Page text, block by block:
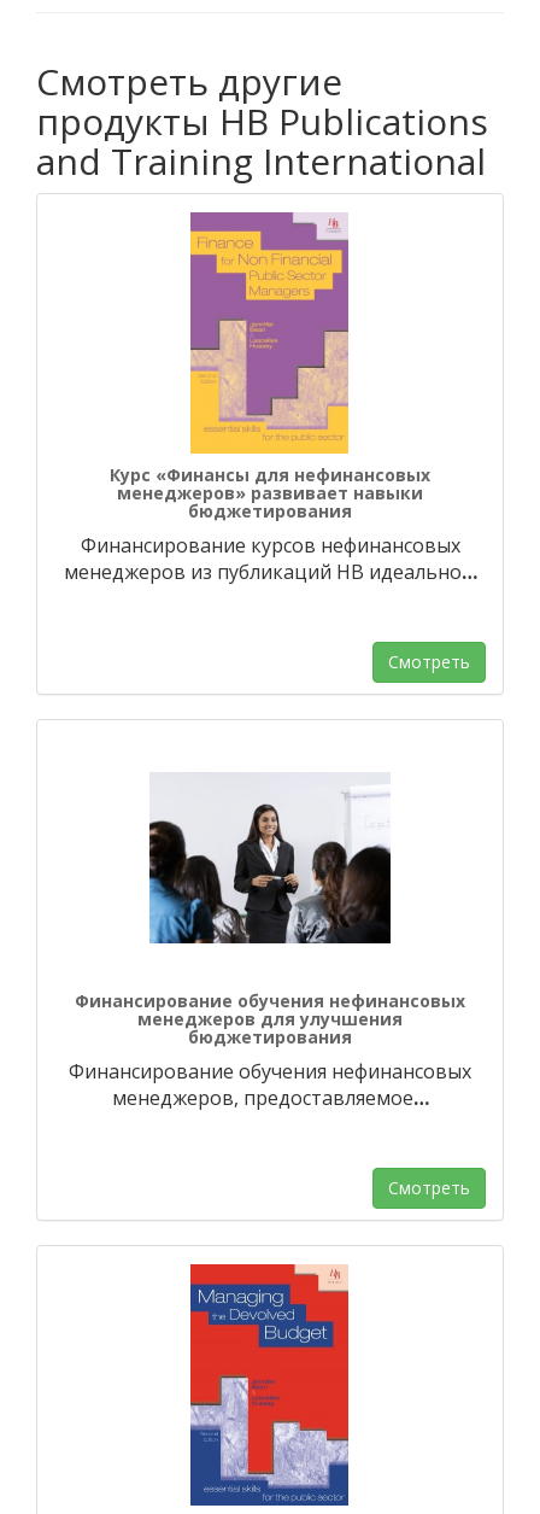
Смотреть другие
продукты HB Publications
and Training International
Курс «Финансы для нефинансовых
менеджеров» развивает навыки
бюджетирования
Финансирование курсов нефинансовых
менеджеров из публикаций HB идеально…
Смотреть
Финансирование обучения нефинансовых
менеджеров для улучшения
бюджетирования
Финансирование обучения нефинансовых
менеджеров, предоставляемое…
Смотреть